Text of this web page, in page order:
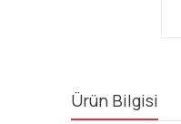
Ürün Bilgisi